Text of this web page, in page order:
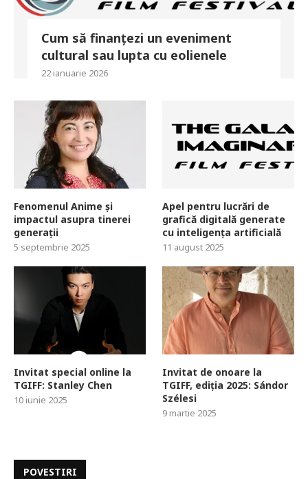
Cum să finanțezi un eveniment
cultural sau lupta cu eolienele
22 ianuarie 2026
Fenomenul Anime și
impactul asupra tinerei
generații
5 septembrie 2025
Apel pentru lucrări de
grafică digitală generate
cu inteligența artificială
11 august 2025
Invitat special online la
TGIFF: Stanley Chen
10 iunie 2025
Invitat de onoare la
TGIFF, ediția 2025: Sándor
Szélesi
9 martie 2025
POVESTIRI